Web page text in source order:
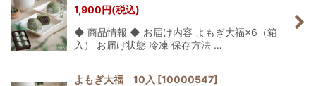
1,900円(税込)
◆ 商品情報 ◆ お届け内容 よもぎ大福×6（箱
入） お届け状態 冷凍 保存方法 …
よもぎ大福 10入 [10000547]